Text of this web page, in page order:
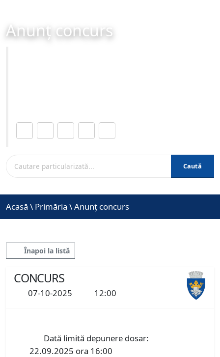
Anunț concurs
Caută
Acasă \ Primăria \Anunț concurs
Înapoi la listă
CONCURS
07-10-2025 12:00
Dată limită depunere dosar:
22.09.2025 ora 16:00